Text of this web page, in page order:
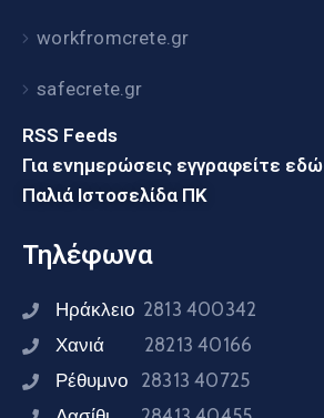
workfromcrete.gr
safecrete.gr
RSS Feeds
Για ενημερώσεις εγγραφείτε εδώ
Παλιά Ιστοσελίδα ΠΚ
Τηλέφωνα
Ηράκλειο 2813 400342
Χανιά 28213 40166
Ρέθυμνο 28313 40725